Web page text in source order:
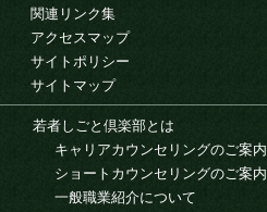
関連リンク集
アクセスマップ
サイトポリシー
サイトマップ
若者しごと倶楽部とは
キャリアカウンセリングのご案内
ショートカウンセリングのご案内
一般職業紹介について